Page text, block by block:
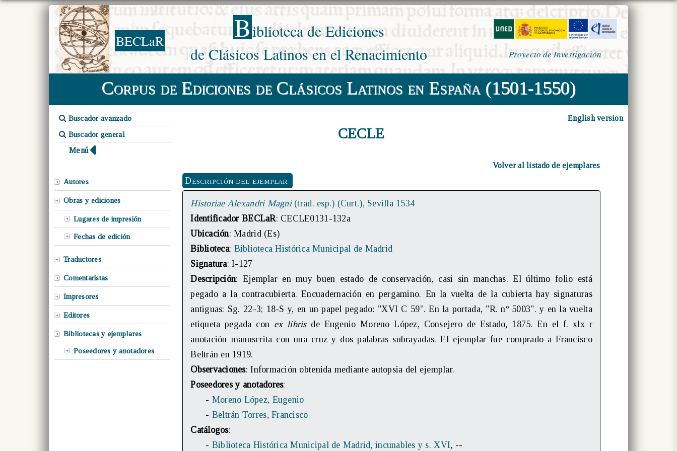
BECLaR Biblioteca de Ediciones
de Clásicos Latinos en el Renacimiento
Proyecto de Investigación
Corpus de Ediciones de Clásicos Latinos en España (1501-1550)
Buscador avanzado
Buscador general
Menú
CECLE
English version
Autores
Obras y ediciones
Lugares de impresión
Fechas de edición
Traductores
Comentaristas
Impresores
Editores
Bibliotecas y ejemplares
Poseedores y anotadores
Volver al listado de ejemplares
Descripción del ejemplar
Historiae Alexandri Magni(trad. esp.) (Curt.), Sevilla 1534
Identificador BECLaR: CECLE0131-132a
Ubicación: Madrid (Es)
Biblioteca: Biblioteca Histórica Municipal de Madrid
Signatura: I-127
Descripción: Ejemplar en muy buen estado de conservación, casi sin manchas. El último folio está
pegado a la contracubierta. Encuadernación en pergamino. En la vuelta de la cubierta hay signaturas
antiguas: Sg. 22-3; 18-S y, en un papel pegado: "XVI C 59". En la portada, "R. nº 5003". y en la vuelta
etiqueta pegada con ex librisde Eugenio Moreno López, Consejero de Estado, 1875. En el f. xlx r
anotación manuscrita con una cruz y dos palabras subrayadas. El ejemplar fue comprado a Francisco
Beltrán en 1919.
Observaciones: Información obtenida mediante autopsia del ejemplar.
Poseedores y anotadores:
- Moreno López, Eugenio
- Beltrán Torres, Francisco
Catálogos:
- Biblioteca Histórica Municipal de Madrid, incunables y s. XVI, --